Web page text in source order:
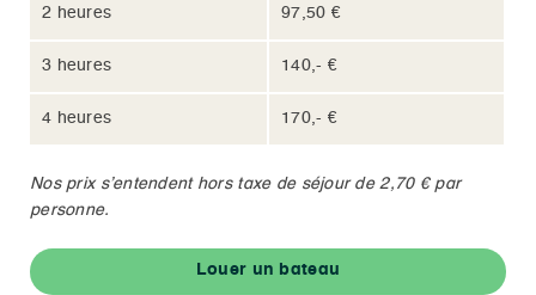
2 heures 97,50 €
3 heures 140,- €
4 heures 170,- €
Nos prix s’entendent hors taxe de séjour de 2,70 € par
personne.
Louer un bateau